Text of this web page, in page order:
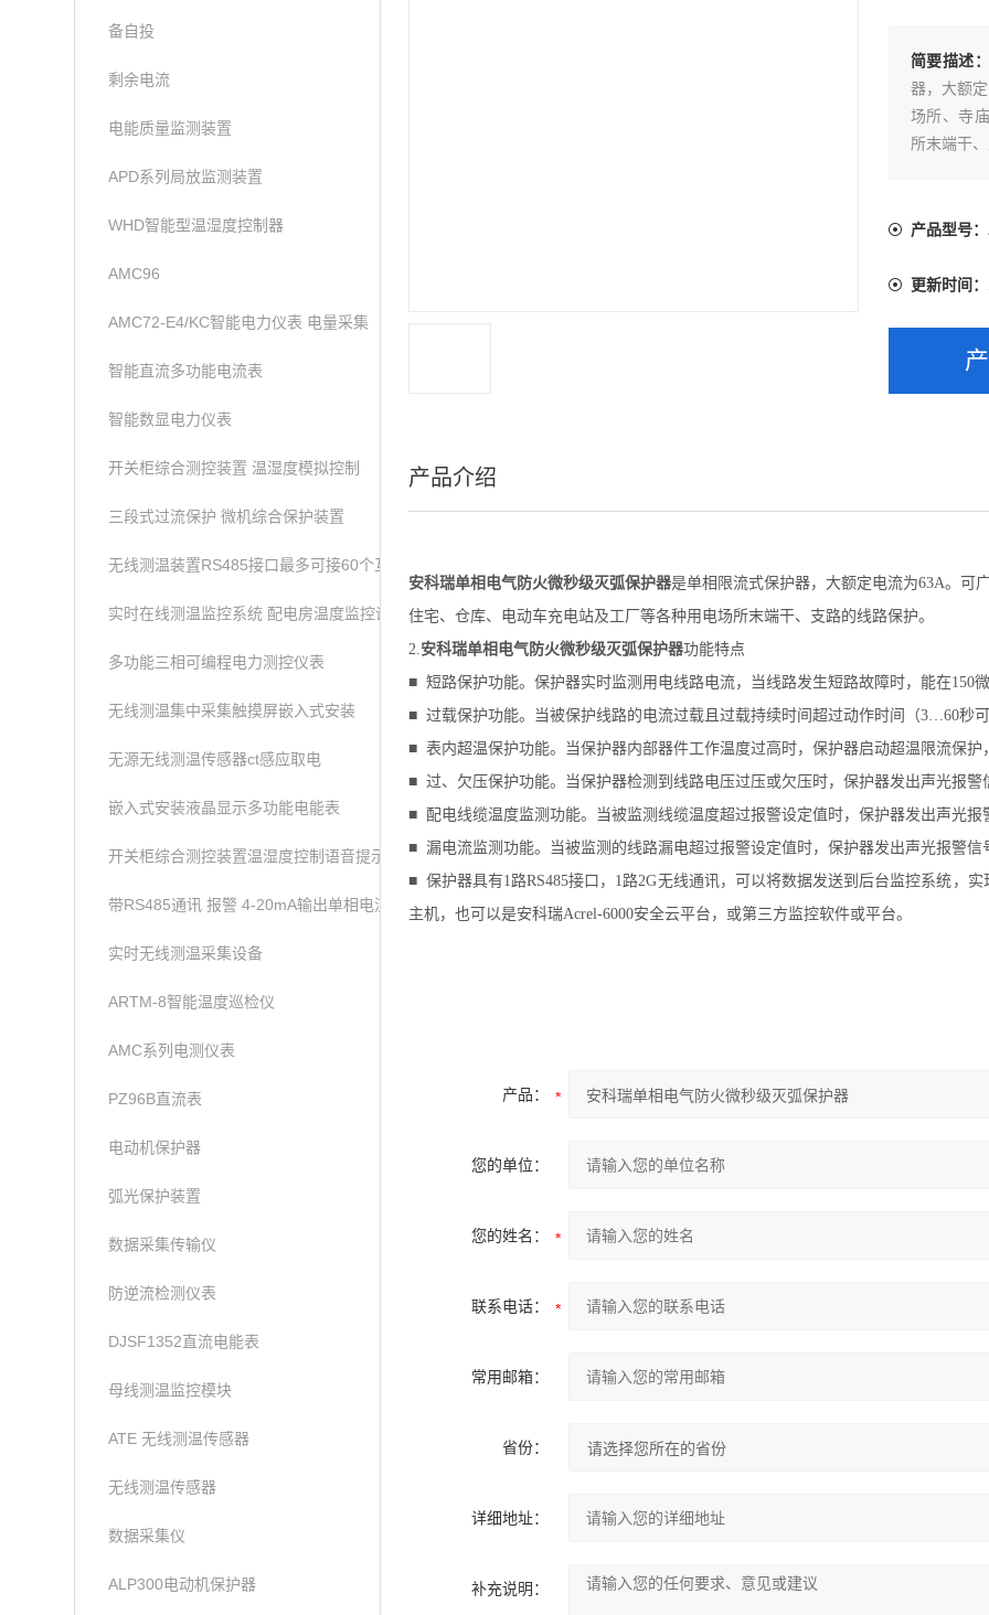
备自投
剩余电流
电能质量监测装置
APD系列局放监测装置
WHD智能型温湿度控制器
AMC96
AMC72-E4/KC智能电力仪表 电量采集
智能直流多功能电流表
智能数显电力仪表
开关柜综合测控装置 温湿度模拟控制
三段式过流保护 微机综合保护装置
无线测温装置RS485接口最多可接60个互感器
实时在线测温监控系统 配电房温度监控设备
多功能三相可编程电力测控仪表
无线测温集中采集触摸屏嵌入式安装
无源无线测温传感器ct感应取电
嵌入式安装液晶显示多功能电能表
开关柜综合测控装置温湿度控制语音提示功能
带RS485通讯 报警 4-20mA输出单相电流表
实时无线测温采集设备
ARTM-8智能温度巡检仪
AMC系列电测仪表
PZ96B直流表
电动机保护器
弧光保护装置
数据采集传输仪
防逆流检测仪表
DJSF1352直流电能表
母线测温监控模块
ATE 无线测温传感器
无线测温传感器
数据采集仪
ALP300电动机保护器
简要描述
器，大额
场所、寺
所末端干
产品型号：
更新时间：
产品介绍
安科瑞单相电气防火微秒级灭弧保护器是单相限流式保护器，大额定电流为63A。可
住宅、仓库、电动车充电站及工厂等各种用电场所末端干、支路的线路保护。
2.安科瑞单相电气防火微秒级灭弧保护器功能特点
■ 短路保护功能。保护器实时监测用电线路电流，当线路发生短路故障时，能在150
■ 过载保护功能。当被保护线路的电流过载且过载持续时间超过动作时间（3…60秒
■ 表内超温保护功能。当保护器内部器件工作温度过高时，保护器启动超温限流保护
■ 过、欠压保护功能。当保护器检测到线路电压过压或欠压时，保护器发出声光报
■ 配电线缆温度监测功能。当被监测线缆温度超过报警设定值时，保护器发出声光
■ 漏电流监测功能。当被监测的线路漏电超过报警设定值时，保护器发出声光报警
■ 保护器具有1路RS485接口，1路2G无线通讯，可以将数据发送到后台监控系统，
主机，也可以是安科瑞Acrel-6000安全云平台，或第三方监控软件或平台。
产品：
您的单位：
您的姓名：
联系电话：
常用邮箱：
省份：
详细地址：
补充说明：